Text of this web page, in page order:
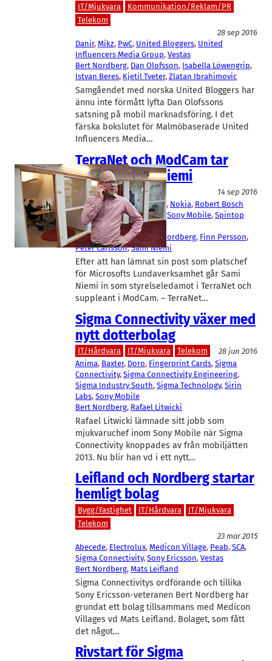
IT/Mjukvara
Kommunikation/Reklam/PR
Telekom
28 sep 2016
Danir, Mikz, PwC, United Bloggers, United
Influencers Media Group, Vestas
Bert Nordberg, Dan Olofsson, Isabella Löwengrip
Istvan Beres, Kjetil Tveter, Zlatan Ibrahimovic
Samgåendet med norska United Bloggers har
ännu inte förmått lyfta Dan Olofssons
satsning på mobil marknadsföring. I det
färska bokslutet för Malmöbaserade United
Influencers Media…
TerraNet och ModCam tar
hjälp av Sami Niemi
IT/Mjukvara Telekom
14 sep 2016
Imint, Microsoft, Modcam, Nokia, Robert Bosch
Venture Capital, Scalado, Sony Mobile, Spintop
Ventures, TerraNet
Andreas Nordgren
Bert Nordberg, Finn Persson
Peter Carlsson, Sami Niemi
Efter att han lämnat sin post som platschef
för Microsofts Lundaverksamhet går Sami
Niemi in som styrelseledamot i TerraNet och
suppleant i ModCam. – TerraNet…
Sigma Connectivity växer med
nytt dotterbolag
IT/Hårdvara IT/Mjukvara Telekom
28 jun 2016
Anima, Baxter, Doro, Fingerprint Cards, Sigma
Connectivity, Sigma Connectivity Engineering
Sigma Industry South, Sigma Technology, Sirin
Labs, Sony Mobile
Bert Nordberg, Rafael Litwicki
Rafael Litwicki lämnade sitt jobb som
mjukvaruchef inom Sony Mobile när Sigma
Connectivity knoppades av från mobiljätten
2013. Nu blir han vd i ett nytt…
Leifland och Nordberg startar
hemligt bolag
Bygg/Fastighet IT/Hårdvara
IT/Mjukvara
Telekom
23 mar 2015
Abecede, Electrolux, Medicon Village, Peab, SCA
Sigma Connectivity, Sony Ericsson, Vestas
Bert Nordberg, Mats Leifland
Sigma Connectivitys ordförande och tillika
Sony Ericsson-veteranen Bert Nordberg har
grundat ett bolag tillsammans med Medicon
Villages vd Mats Leifland. Bolaget, som fått
det något…
Rivstart för Sigma